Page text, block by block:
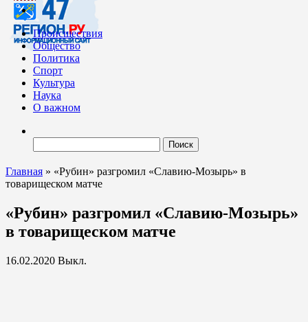
Происшествия
Общество
Политика
Спорт
Культура
Наука
О важном
Главная » «Рубин» разгромил «Славию-Мозырь» в
товарищеском матче
«Рубин» разгромил «Славию-Мозырь»
в товарищеском матче
16.02.2020 Выкл.